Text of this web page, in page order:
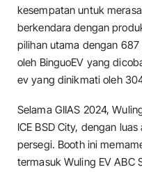
kesempatan untuk
berkendara dengan
pilihan utama dengan
oleh BinguoEV yang
ev yang dinikmati oleh
Selama GIIAS 2024,
ICE BSD City, dengan
persegi. Booth ini
termasuk Wuling EV ABC